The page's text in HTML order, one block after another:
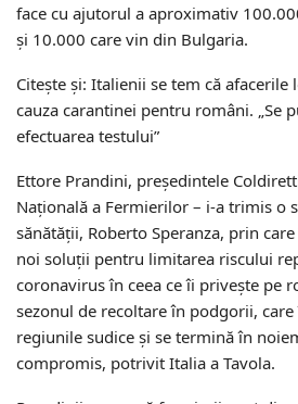
face cu ajutorul a aproximativ
și 10.000 care vin din Bulgaria.
Citește și: Italienii se tem că
cauza carantinei pentru români. „Se
efectuarea testului”
Ettore Prandini, președintele
Națională a Fermierilor – i-a trimis o
sănătății, Roberto Speranza, prin
noi soluții pentru limitarea riscului
coronavirus în ceea ce îi privește pe
sezonul de recoltare în podgorii,
regiunile sudice și se termină în
compromis, potrivit Italia a Tavola.